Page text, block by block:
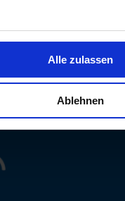
Alle zulassen
Ablehnen
und Sprache wählen
- Deutsch